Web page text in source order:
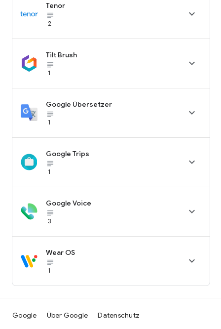
Tenor
subject_black
2

Tilt Brush
subject_black
1

Google Übersetzer
subject_black
1

Google Trips
subject_black
1

Google Voice
subject_black
3

Wear OS
subject_black
1

Google Über Google Datenschutz